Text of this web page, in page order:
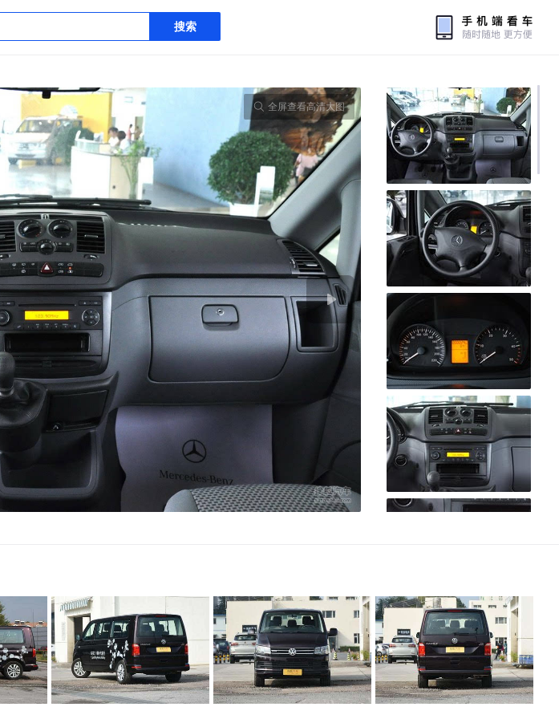
搜索
全屏查看高清大图